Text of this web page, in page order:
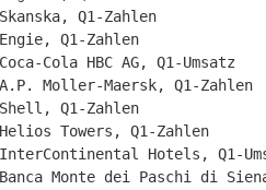
Q1-Zahlen
Q1-Zahlen
Cola HBC AG, Q1-Umsatz
Moller-Maersk, Q1-Zahlen
Q1-Zahlen
Towers, Q1-Zahlen
InterContinental Hotels, Q1-
Monte dei Paschi di